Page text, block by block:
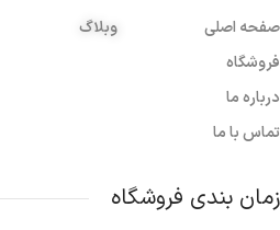
صفحه اصلی
فروشگاه
درباره ما
تماس با ما
وبلاگ
زمان بندی فروشگاه